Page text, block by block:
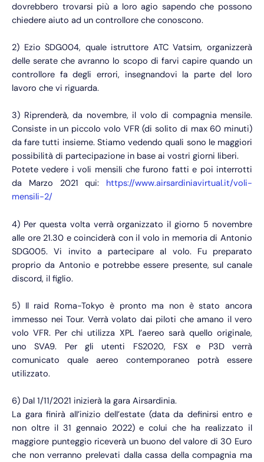
dovrebbero trovarsi più a loro agio sapendo che possono
chiedere aiuto ad un controllore che conoscono.
2) Ezio SDG004, quale istruttore ATC Vatsim, organizzerà
delle serate che avranno lo scopo di farvi capire quando un
controllore fa degli errori, insegnandovi la parte del loro
lavoro che vi riguarda.
3) Riprenderà, da novembre, il volo di compagnia mensile.
Consiste in un piccolo volo VFR (di solito di max 60 minuti)
da fare tutti insieme. Stiamo vedendo quali sono le maggiori
possibilità di partecipazione in base ai vostri giorni liberi.
Potete vedere i voli mensili che furono fatti e poi interrotti
da Marzo 2021 qui: https://www.airsardiniavirtual.it/voli-
mensili-2/
4) Per questa volta verrà organizzato il giorno 5 novembre
alle ore 21.30 e coinciderà con il volo in memoria di Antonio
SDG005. Vi invito a partecipare al volo. Fu preparato
proprio da Antonio e potrebbe essere presente, sul canale
discord, il figlio.
5) Il raid Roma-Tokyo è pronto ma non è stato ancora
immesso nei Tour. Verrà volato dai piloti che amano il vero
volo VFR. Per chi utilizza XPL l’aereo sarà quello originale,
uno SVA9. Per gli utenti FS2020, FSX e P3D verrà
comunicato quale aereo contemporaneo potrà essere
utilizzato.
6) Dal 1/11/2021 inizierà la gara Airsardinia.
La gara finirà all’inizio dell’estate (data da definirsi entro e
non oltre il 31 gennaio 2022) e colui che ha realizzato il
maggiore punteggio riceverà un buono del valore di 30 Euro
che non verranno prelevati dalla cassa della compagnia ma